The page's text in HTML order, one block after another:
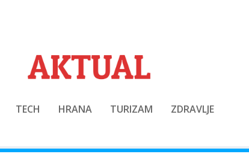
TECH HRANA TURIZAM ZDRAVLJE